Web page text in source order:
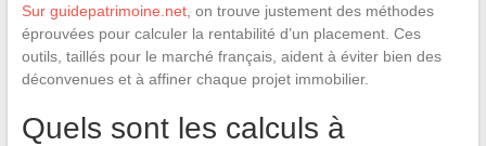
Sur guidepatrimoine.net, on trouve justement des méthodes
éprouvées pour calculer la rentabilité d’un placement. Ces
outils, taillés pour le marché français, aident à éviter bien des
déconvenues et à affiner chaque projet immobilier.
Quels sont les calculs à